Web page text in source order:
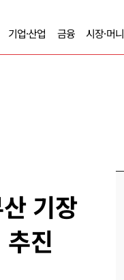
기업·산업 금융 시장·머니
기장
진